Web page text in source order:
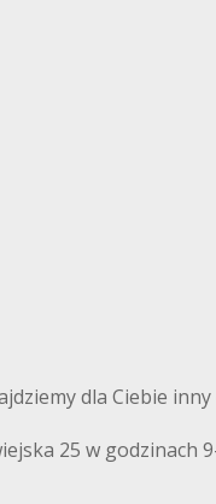
dla Ciebie
25 w godzinach